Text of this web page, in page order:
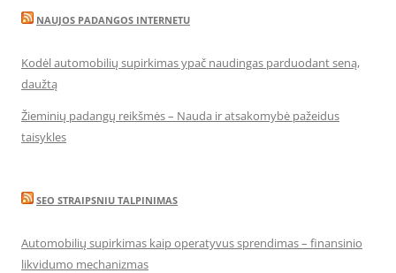
NAUJOS PADANGOS INTERNETU
Kodėl automobilių supirkimas ypač naudingas parduodant seną,
daužtą
Žieminių padangų reikšmės – Nauda ir atsakomybė pažeidus
taisykles
SEO STRAIPSNIU TALPINIMAS
Automobilių supirkimas kaip operatyvus sprendimas – finansinio
likvidumo mechanizmas